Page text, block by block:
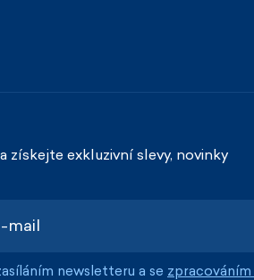
získejte exkluzivní slevy, novinky
newsletteru a se